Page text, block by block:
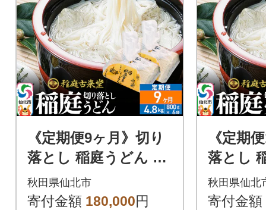
《定期便9ヶ月》切り
落とし 稲庭うどん 中
800g×6を9回|02_ikd-
210609
秋田県仙北市
寄付金額 180,000円
《定期
落とし
800g×6
-210610
秋田県仙北
寄付金額